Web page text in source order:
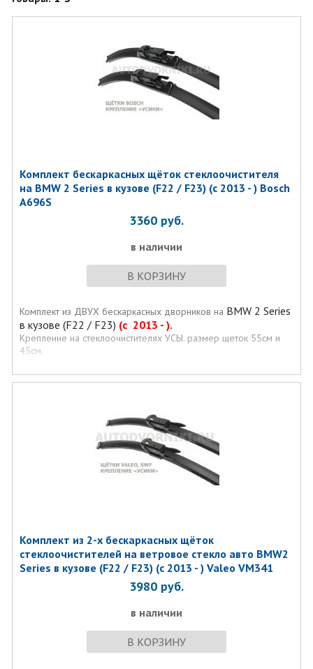
Комплект бескаркасных щёток стеклоочистителя
на BMW 2 Series в кузове (F22 / F23) (с 2013 - ) Bosch
A696S
3360 руб.
в наличии
В КОРЗИНУ
Комплект из ДВУХ бескаркасных дворников на BMW 2 Series
в кузове (F22 / F23) (с 2013 - ).
Крепление на стеклоочистителях УСЫ. размер щеток 55см и
45см.
Комплект из 2-х бескаркасных щёток
стеклоочистителей на ветровое стекло авто BMW2
Series в кузове (F22 / F23) (с 2013 - ) Valeo VM341
3980 руб.
в наличии
В КОРЗИНУ